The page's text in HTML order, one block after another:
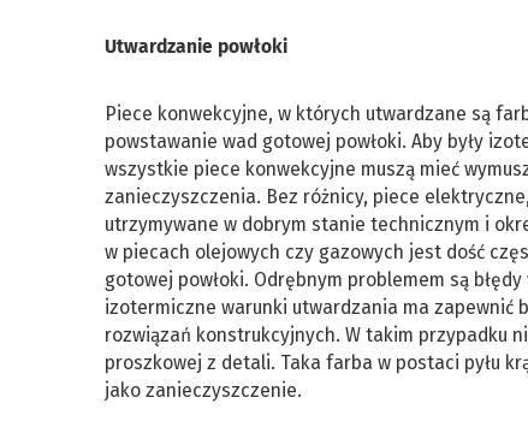
Utwardzanie powłoki
Piece konwekcyjne, w których utwardzane są
powstawanie wad gotowej powłoki. Aby były
wszystkie piece konwekcyjne muszą mieć
zanieczyszczenia. Bez różnicy, piece
utrzymywane w dobrym stanie technicznym i
w piecach olejowych czy gazowych jest dość
gotowej powłoki. Odrębnym problemem są
izotermiczne warunki utwardzania ma zapewnić
rozwiązań konstrukcyjnych. W takim przypadku
proszkowej z detali. Taka farba w postaci pyłu
jako zanieczyszczenie.